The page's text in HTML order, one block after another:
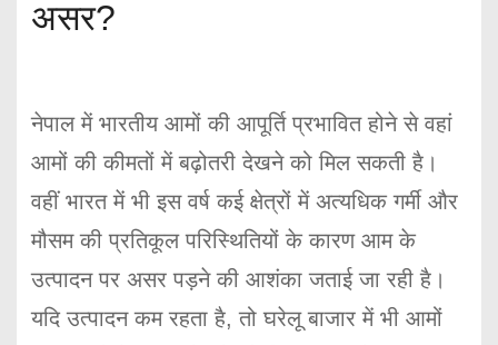
असर?
नेपाल में भारतीय आमों की आपूर्ति प्रभावित होने से वहां
आमों की कीमतों में बढ़ोतरी देखने को मिल सकती है।
वहीं भारत में भी इस वर्ष कई क्षेत्रों में अत्यधिक गर्मी और
मौसम की प्रतिकूल परिस्थितियों के कारण आम के
उत्पादन पर असर पड़ने की आशंका जताई जा रही है।
यदि उत्पादन कम रहता है, तो घरेलू बाजार में भी आमों